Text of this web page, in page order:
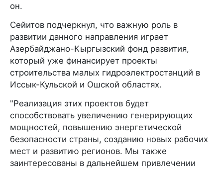
он.
Сейитов подчеркнул, что важную роль в
развитии данного направления играет
Азербайджано-Кыргызский фонд развития,
который уже финансирует проекты
строительства малых гидроэлектростанций в
Иссык-Кульской и Ошской областях.
"Реализация этих проектов будет
способствовать увеличению генерирующих
мощностей, повышению энергетической
безопасности страны, созданию новых рабочих
мест и развитию регионов. Мы также
заинтересованы в дальнейшем привлечении